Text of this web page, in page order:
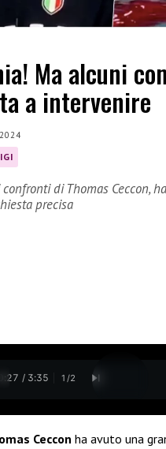
Ma alcuni
a intervenire
di Thomas Ceccon,
precisa
0:28 / 3:35 1 /2
Ceccon ha avuto una